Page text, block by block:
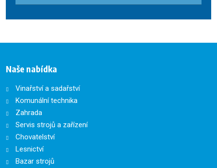
se
Naše nabídka
Vinařství a sadařství
Komunální technika
Zahrada
Servis strojů a zařízení
Chovatelství
Lesnictví
Bazar strojů